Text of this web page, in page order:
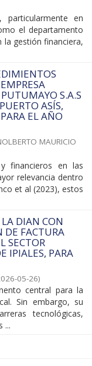
en
el departamento
la gestión financiera,
S.A.S
ASÍS,
EL AÑO
MAURICIO
financieros en las
relevancia dentro
et al (2023), estos
DIAN CON
DE FACTURA
SECTOR
IPIALES, PARA
05-26)
central para la
Sin embargo, su
tecnológicas,
...